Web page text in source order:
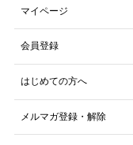
マイページ
会員登録
はじめての方へ
メルマガ登録・解除